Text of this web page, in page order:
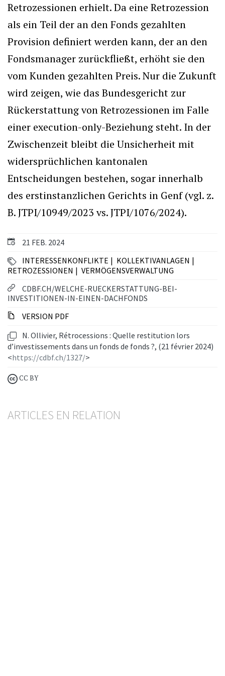
21 FEB. 2024
INTERESSENKONFLIKTE
KOLLEKTIVANLAGEN
RETROZESSIONEN
VERMÖGENSVERWALTUNG
CDBF.CH/WELCHE-RUECKERSTATTUNG-BEI-
INVESTITIONEN-IN-EINEN-DACHFONDS
VERSION PDF
N. Ollivier, Rétrocessions : Quelle restitution lors
d’investissements dans un fonds de fonds ?, (21 février 2024)
<https://cdbf.ch/1327/>
CC BY
ARTICLES EN RELATION
Retrozessionen erhielt. Da eine Retrozession
als ein Teil der an den Fonds gezahlten
Provision definiert werden kann, der an den
Fondsmanager zurückfließt, erhöht sie den
vom Kunden gezahlten Preis. Nur die Zukunft
wird zeigen, wie das Bundesgericht zur
Rückerstattung von Retrozessionen im Falle
einer execution-only-Beziehung steht. In der
Zwischenzeit bleibt die Unsicherheit mit
widersprüchlichen kantonalen
Entscheidungen bestehen, sogar innerhalb
des erstinstanzlichen Gerichts in Genf (vgl. z.
B. JTPI/10949/2023 vs. JTPI/1076/2024).